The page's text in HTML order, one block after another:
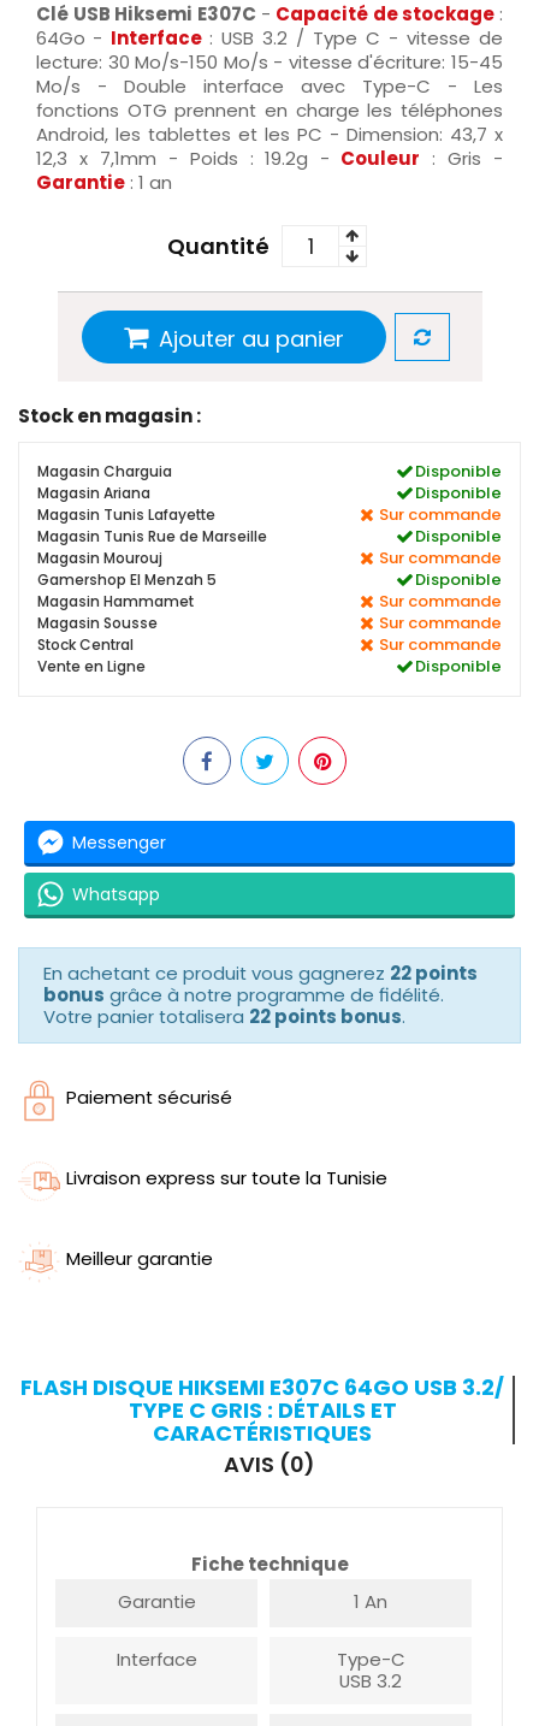
Clé USB​ Hiksemi E307C - Capacité de stockage :
64Go - Interface : USB 3.2 / Type C - vitesse de
lecture: 30 Mo/s-150 Mo/s - vitesse d'écriture: 15-45
Mo/s - Double interface avec Type-C - Les
fonctions OTG prennent en charge les téléphones
Android, les tablettes et les PC - Dimension: 43,7 x
12,3 x 7,1mm - Poids : 19.2g - Couleur : Gris -
Garantie : 1 an
Quantité
Ajouter au panier
Stock en magasin :
Magasin Charguia Disponible
Magasin Ariana Disponible
Magasin Tunis Lafayette Sur commande
Magasin Tunis Rue de Marseille Disponible
Magasin Mourouj Sur commande
Gamershop El Menzah 5 Disponible
Magasin Hammamet Sur commande
Magasin Sousse Sur commande
Stock Central Sur commande
Vente en Ligne Disponible
Messenger
Whatsapp
En achetant ce produit vous gagnerez 22 points
bonus grâce à notre programme de fidélité.
Votre panier totalisera 22 points bonus.
Paiement sécurisé
Livraison express sur toute la Tunisie
Meilleur garantie
FLASH DISQUE HIKSEMI E307C 64GO USB 3.2/
TYPE C GRIS : DÉTAILS ET
CARACTÉRISTIQUES
AVIS (0)
Fiche technique
Garantie
1 An
Interface
Type-C
USB 3.2